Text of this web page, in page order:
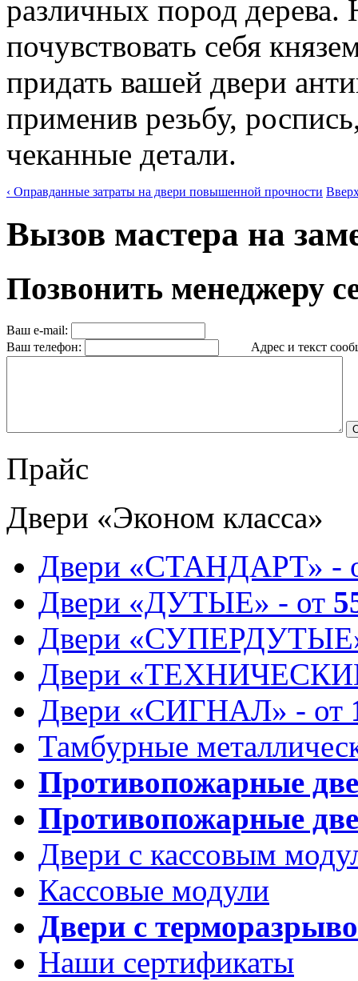
различных пород дерева.
почувствовать себя
придать вашей двери
применив резьбу,
чеканные детали.
‹ Оправданные затраты на двери повышенной прочности
Вызов мастера на
Позвонить менеджеру
Ваш e-mail:
Ваш телефон:
Адрес и текст
Прайс
Двери «Эконом класса»
Двери «СТАНДАРТ» -
Двери «ДУТЫЕ» - от
Двери
Двери
Двери «СИГНАЛ» - от
Тамбурные
Противопожарные
Противопожарные
Двери с кассовым
Кассовые модули
Двери с
Наши сертификаты